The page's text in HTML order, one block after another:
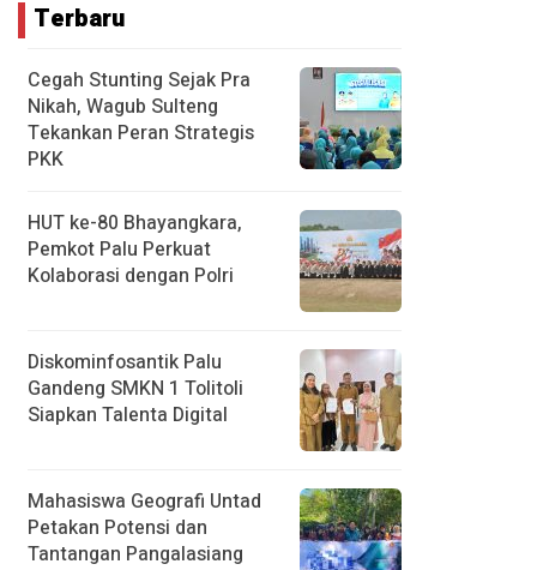
Terbaru
Cegah Stunting Sejak Pra
Nikah, Wagub Sulteng
Tekankan Peran Strategis
PKK
HUT ke-80 Bhayangkara,
Pemkot Palu Perkuat
Kolaborasi dengan Polri
Diskominfosantik Palu
Gandeng SMKN 1 Tolitoli
Siapkan Talenta Digital
Mahasiswa Geografi Untad
Petakan Potensi dan
Tantangan Pangalasiang